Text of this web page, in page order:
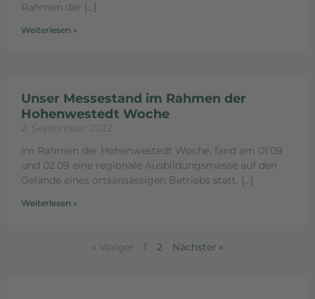
Rahmen der
Weiterlesen »
Unser Messestand im Rahmen der
Hohenwestedt Woche
2. September 2022
Im Rahmen der Hohenwestedt Woche, fand am 01.09
und 02.09 eine regionale Ausbildungsmesse auf den
Gelände eines ortsansässigen Betriebs statt.
Weiterlesen »
« Voriger 1 2 Nächster »